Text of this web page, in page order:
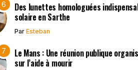
Des lunettes homologuées
solaire en Sarthe
Par Esteban
Le Mans : Une réunion publique
sur l’aide à mourir